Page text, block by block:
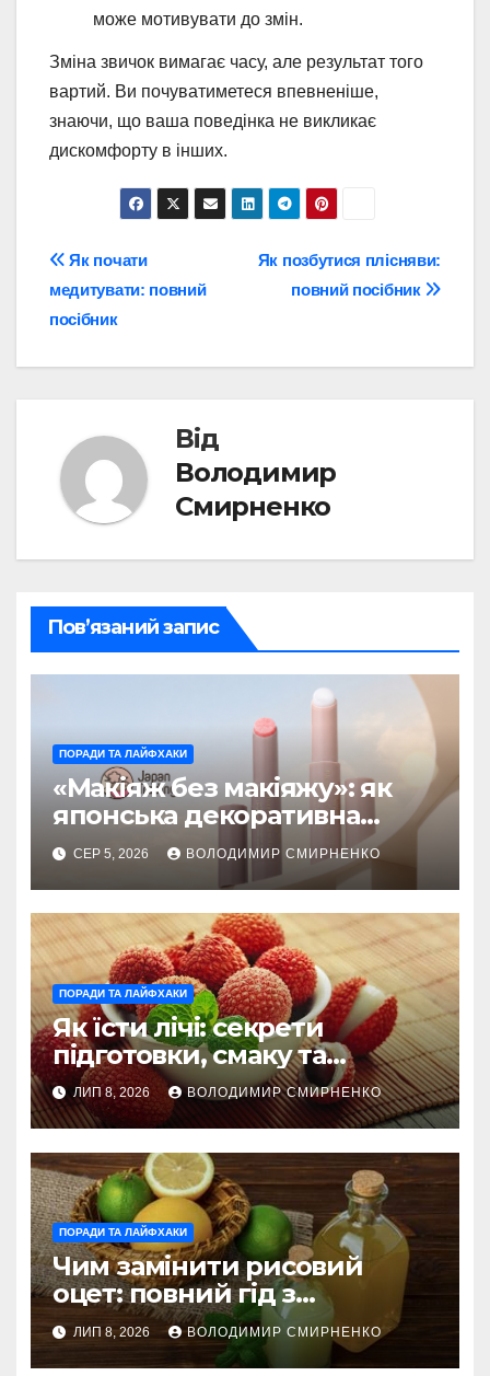
може мотивувати до змін.
Зміна звичок вимагає часу, але результат того
вартий. Ви почуватиметеся впевненіше,
знаючи, що ваша поведінка не викликає
дискомфорту в інших.
Навігація
записів
Як позбутися плісняви:
повний посібник
Як почати
медитувати: повний
посібник
Від
Володимир
Смирненко
Пов’язаний запис
ПОРАДИ ТА ЛАЙФХАКИ
«Макіяж без макіяжу»: як
японська декоративна
косметика змінила beauty
тренди
СЕР 5, 2026 ВОЛОДИМИР СМИРНЕНКО
ПОРАДИ ТА ЛАЙФХАКИ
Як їсти лічі: секрети
підготовки, смаку та
корисного вживання
ЛИП 8, 2026 ВОЛОДИМИР СМИРНЕНКО
ПОРАДИ ТА ЛАЙФХАКИ
Чим замінити рисовий
оцет: повний гід з
альтернативами
ЛИП 8, 2026 ВОЛОДИМИР СМИРНЕНКО